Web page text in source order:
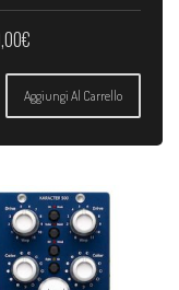
€
Aggiungi Al Carrello